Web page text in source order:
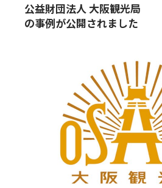
公益財団法人 大阪観光局
の事例が公開されました